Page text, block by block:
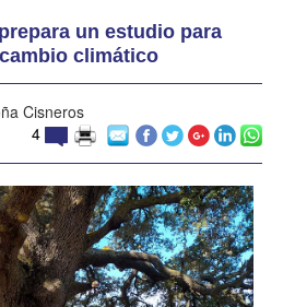
un estudio para
climático
Cisneros
4